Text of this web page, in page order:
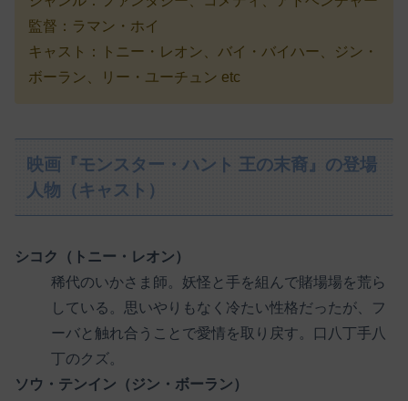
監督：ラマン・ホイ
キャスト：トニー・レオン、バイ・バイハー、ジン・
ボーラン、リー・ユーチュン etc
映画『モンスター・ハント 王の末裔』の登場
人物（キャスト）
シコク（トニー・レオン）
稀代のいかさま師。妖怪と手を組んで賭場場を荒ら
している。思いやりもなく冷たい性格だったが、フ
ーバと触れ合うことで愛情を取り戻す。口八丁手八
丁のクズ。
ソウ・テンイン（ジン・ボーラン）